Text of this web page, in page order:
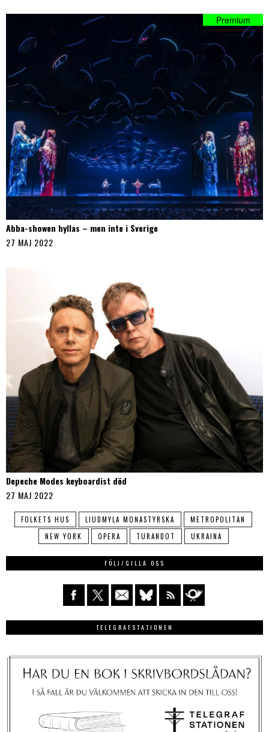
Abba-showen hyllas – men inte i Sverige
27 MAJ 2022
Depeche Modes keyboardist död
27 MAJ 2022
FOLKETS HUS LIUDMYLA MONASTYRSKA
METROPOLITAN
NEW YORK
OPERA TURANDOT UKRAINA
FÖLJ/GILLA OSS
TELEGRAFSTATIONEN